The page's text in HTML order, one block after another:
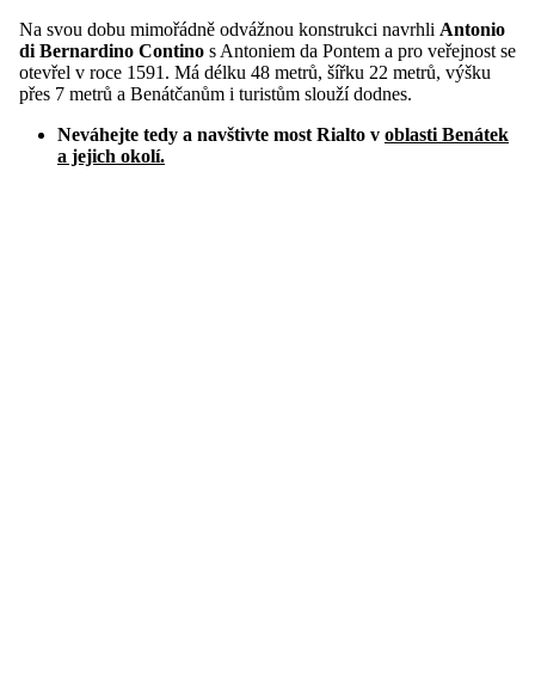
Na svou dobu mimořádně odvážnou konstrukci navrhli Antonio
di Bernardino Contino s Antoniem da Pontem a pro veřejnost se
otevřel v roce 1591. Má délku 48 metrů, šířku 22 metrů, výšku
přes 7 metrů a Benátčanům i turistům slouží dodnes.
Neváhejte tedy a navštivte most Rialto v oblasti Benátek
a jejich okolí.